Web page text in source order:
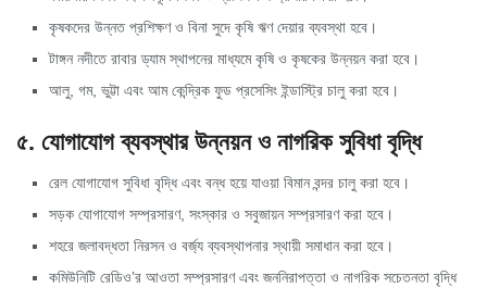
কৃষকদের উন্নত প্রশিক্ষণ ও বিনা সুদে কৃষি ঋণ দেয়ার ব্যবস্থা হবে।
টাঙ্গন নদীতে রাবার ড্যাম স্থাপনের মাধ্যমে কৃষি ও কৃষকের উন্নয়ন করা হবে।
আলু, গম, ভুট্টা এবং আম কেন্দ্রিক ফুড প্রসেসিং ইন্ডাস্ট্রি চালু করা হবে।
৫. যোগাযোগ ব্যবস্থার উন্নয়ন ও নাগরিক সুবিধা বৃদ্ধি
রেল যোগাযোগ সুবিধা বৃদ্ধি এবং বন্ধ হয়ে যাওয়া বিমান বন্দর চালু করা হবে।
সড়ক যোগাযোগ সম্প্রসারণ, সংস্কার ও সবুজায়ন সম্প্রসারণ করা হবে।
শহরে জলাবদ্ধতা নিরসন ও বর্জ্য ব্যবস্থাপনার স্থায়ী সমাধান করা হবে।
কমিউনিটি রেডিও’র আওতা সম্প্রসারণ এবং জননিরাপত্তা ও নাগরিক সচেতনতা বৃদ্ধি